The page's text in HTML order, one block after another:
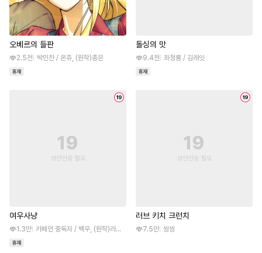
오베르의 들판
2.5천 박민찬 / 온쥬, (원작)총은
돌싱의 맛
9.4천 좌청룡 / 김래잇
여우사냥
1.3만 카페인 중독자 / 백우, (원작)라임나무
러브 키치 크런치
7.5만 씽씽